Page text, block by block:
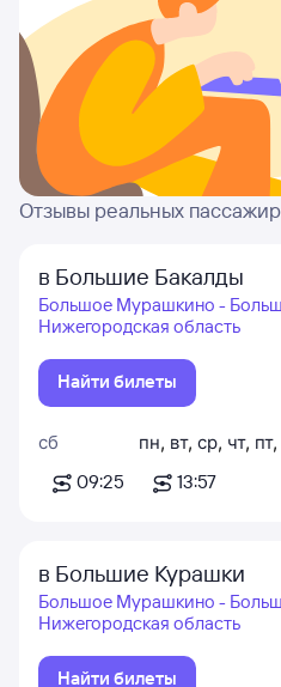
Отзывы реальных
в Большие Бакалды
Большое Мурашкино -
Нижегородская область
Найти билеты
сб
09:25
пн, вт, ср, чт, пт,
13:57
в Большие Курашки
Большое Мурашкино -
Нижегородская область
Найти билеты